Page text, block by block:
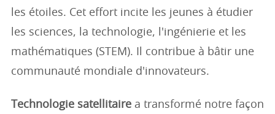
les étoiles. Cet effort incite les jeunes à étudier
les sciences, la technologie, l'ingénierie et les
mathématiques (STEM). Il contribue à bâtir une
communauté mondiale d'innovateurs.
Technologie satellitaire a transformé notre façon